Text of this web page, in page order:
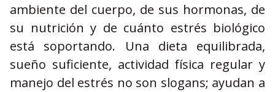
ambiente del cuerpo, de sus hormonas, de
su nutrición y de cuánto estrés biológico
está soportando. Una dieta equilibrada,
sueño suficiente, actividad física regular y
manejo del estrés no son slogans; ayudan a